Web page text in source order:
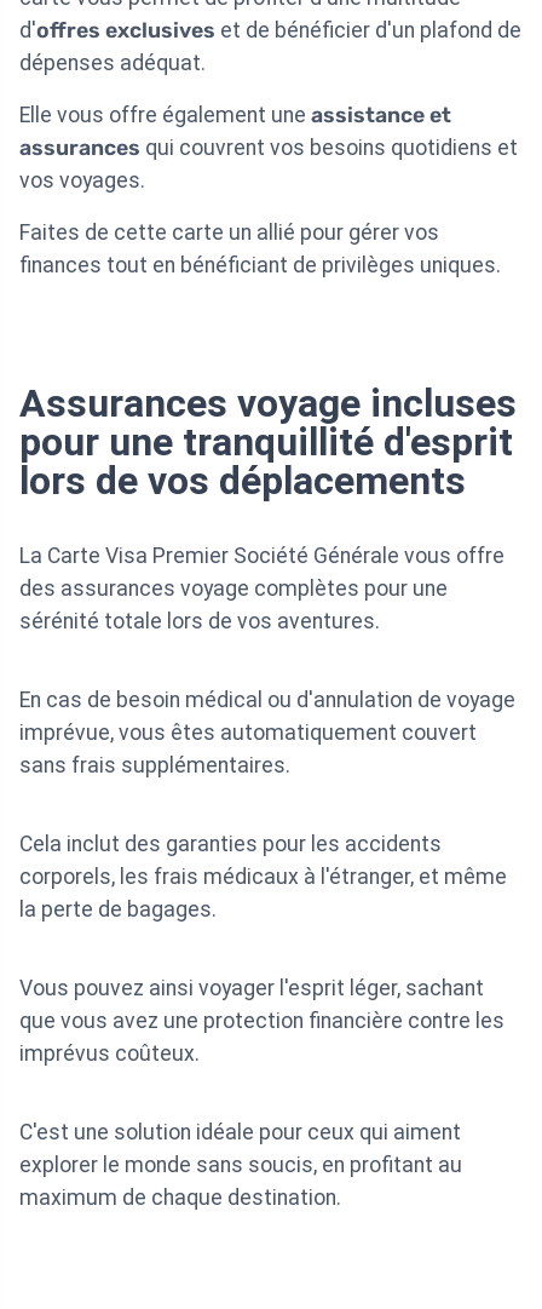
d'offres exclusives et de bénéficier d'un plafond de
dépenses adéquat.
Elle vous offre également une assistance et
assurances qui couvrent vos besoins quotidiens et
vos voyages.
Faites de cette carte un allié pour gérer vos
finances tout en bénéficiant de privilèges uniques.
Assurances voyage incluses
pour une tranquillité d'esprit
lors de vos déplacements
La Carte Visa Premier Société Générale vous offre
des assurances voyage complètes pour une
sérénité totale lors de vos aventures.
En cas de besoin médical ou d'annulation de voyage
imprévue, vous êtes automatiquement couvert
sans frais supplémentaires.
Cela inclut des garanties pour les accidents
corporels, les frais médicaux à l'étranger, et même
la perte de bagages.
Vous pouvez ainsi voyager l'esprit léger, sachant
que vous avez une protection financière contre les
imprévus coûteux.
C'est une solution idéale pour ceux qui aiment
explorer le monde sans soucis, en profitant au
maximum de chaque destination.